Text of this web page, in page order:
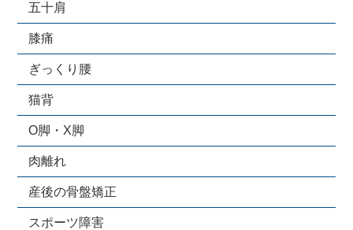
五十肩
膝痛
ぎっくり腰
猫背
O脚・X脚
肉離れ
産後の骨盤矯正
スポーツ障害